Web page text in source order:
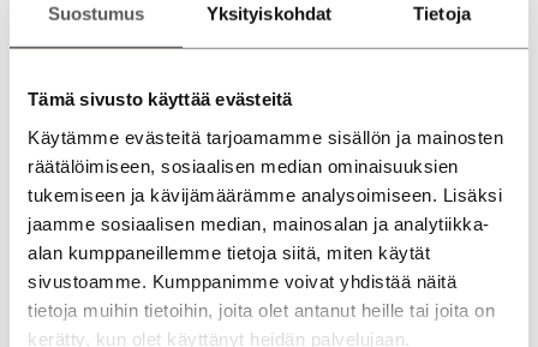
Suostumus Yksityiskohdat Tietoja
Tämä sivusto käyttää evästeitä
Käytämme evästeitä tarjoamamme sisällön ja mainosten
räätälöimiseen, sosiaalisen median ominaisuuksien
tukemiseen ja kävijämäärämme analysoimiseen. Lisäksi
jaamme sosiaalisen median, mainosalan ja analytiikka-
alan kumppaneillemme tietoja siitä, miten käytät
sivustoamme. Kumppanimme voivat yhdistää näitä
tietoja muihin tietoihin, joita olet antanut heille tai joita on
kerätty, kun olet käyttänyt heidän palvelujaan.
Avoinna
ma-pe 8.30 – 17
su suljettu
Puhelin
0207 751 540Volkswagen myynti
0207 751 545 Volkswagen Hyötyautot myynti
0207 751 550Audi myynti